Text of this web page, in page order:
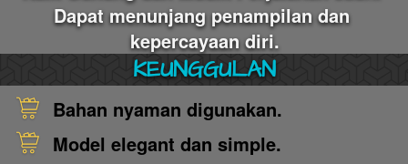
Dapat menunjang penampilan dan
kepercayaan diri.
KEUNGGULAN
Bahan nyaman digunakan.
Model elegant dan simple.